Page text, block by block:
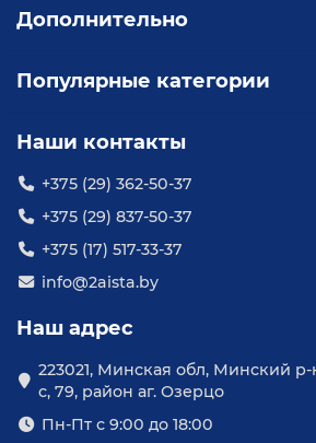
Дополнительно
Популярные категории
Наши контакты
+375 (29) 362-50-37
+375 (29) 837-50-37
+375 (17) 517-33-37
info@2aista.by
Наш адрес
223021, Минская обл, Минский
с, 79, район аг. Озерцо
Пн-Пт с 9:00 до 18:00